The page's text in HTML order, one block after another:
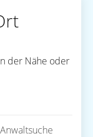
der Nähe oder